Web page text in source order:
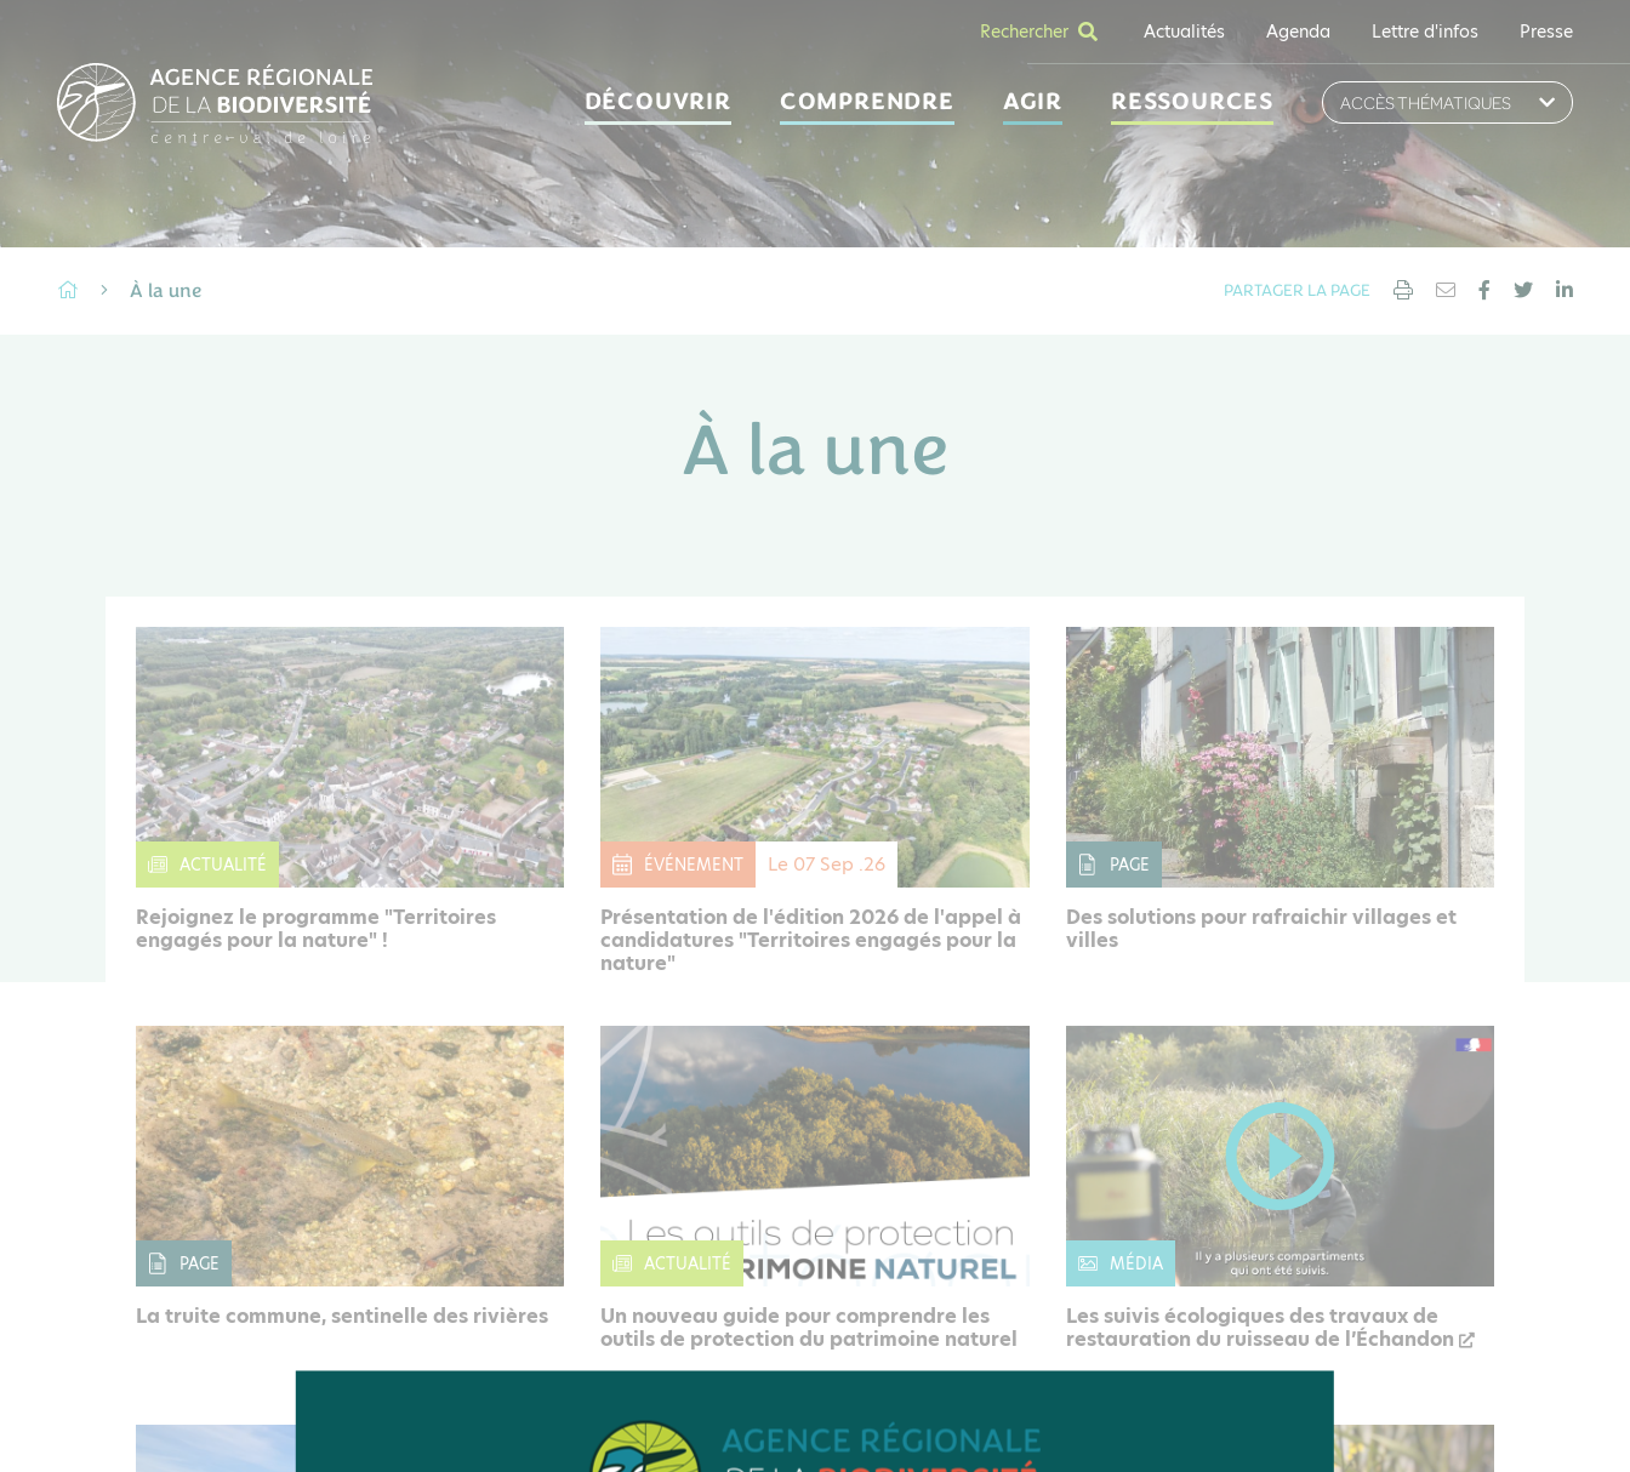
Rechercher Actualités Agenda Lettre d'infos Presse
DÉCOUVRIR COMPRENDRE AGIR RESSOURCES ACCÈS THÉMATIQUES
À la une PARTAGER LA PAGE
À la une
ACTUALITÉ
Rejoignez le programme "Territoires
engagés pour la nature" !
ÉVÉNEMENT Le 07 Sep .26
Présentation de l'édition 2026 de l'appel à
candidatures "Territoires engagés pour la
nature"
PAGE
Des solutions pour rafraichir villages et
villes
PAGE
La truite commune, sentinelle des rivières
ACTUALITÉ
Un nouveau guide pour comprendre les
outils de protection du patrimoine naturel
MÉDIA
Les suivis écologiques des travaux de
restauration du ruisseau de l’Échandon